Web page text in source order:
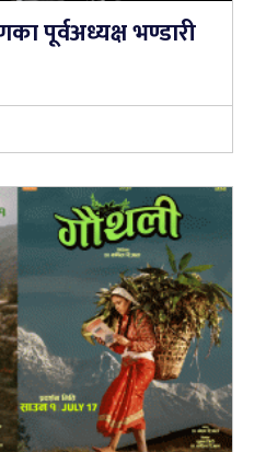
पूर्वअध्यक्ष भण्डारी